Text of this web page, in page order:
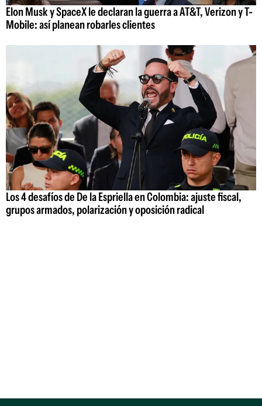
Elon Musk y SpaceX le declaran la guerra a AT&T, Verizon y T-
Mobile: así planean robarles clientes
Los 4 desafíos de De la Espriella en Colombia: ajuste fiscal,
grupos armados, polarización y oposición radical